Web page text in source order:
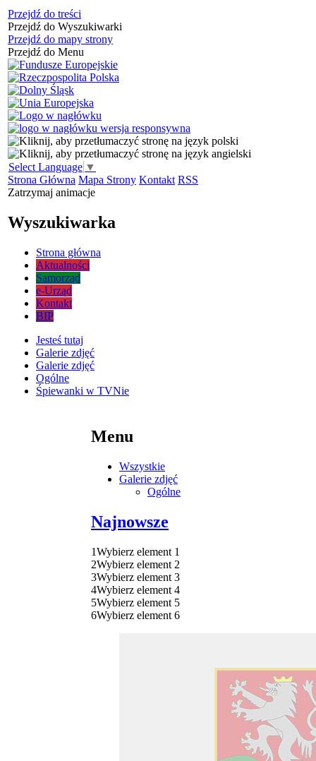
Przejdź do treści
Przejdź do Wyszukiwarki
Przejdź do mapy strony
Przejdź do Menu
Select Language ▼
Strona Główna Mapa Strony Kontakt RSS
Zatrzymaj animacje
Wyszukiwarka
Strona główna
Aktualności
Samorząd
e-Urząd
Kontakt
BIP
Jesteś tutaj
Galerie zdjęć
Galerie zdjęć
Ogólne
Śpiewanki w TVNie
Menu
Wszystkie
Galerie zdjęć
Ogólne
Najnowsze
1Wybierz element 1
2Wybierz element 2
3Wybierz element 3
4Wybierz element 4
5Wybierz element 5
6Wybierz element 6